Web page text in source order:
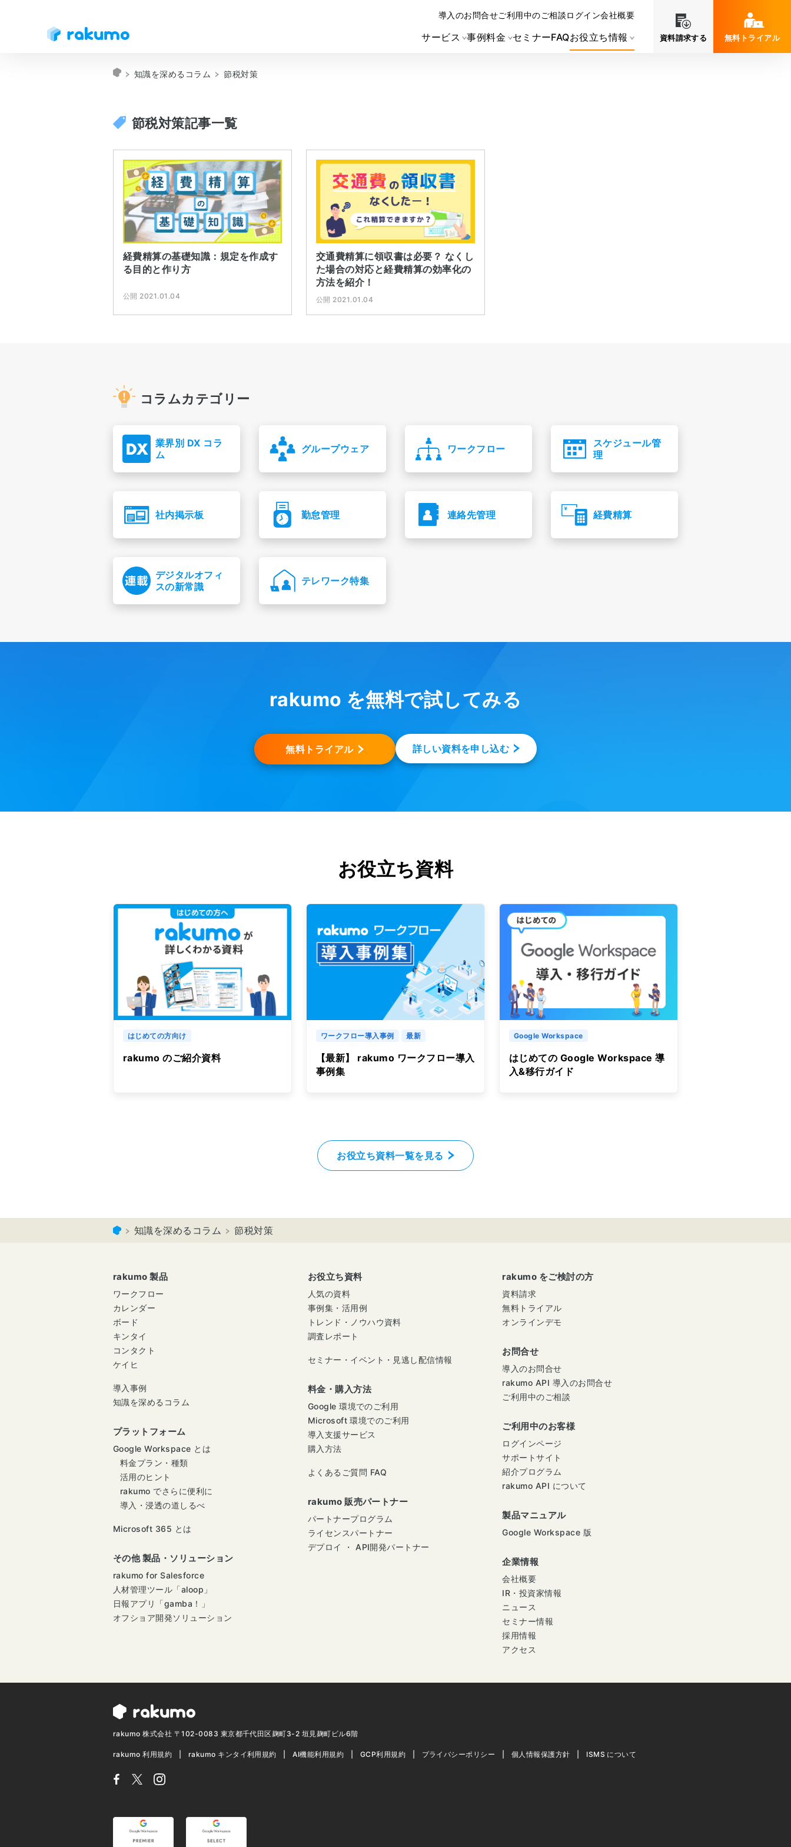
サービス 事例料金 セミナーFAQお役立ち情報
導入のお問合せご利用中のご相談ログイン会社概要
資料請求する 無料トライアル
知識を深めるコラム 節税対策
節税対策記事一覧
経費精算の基礎知識：規定を作成す
る目的と作り方
公開 2021.01.04
交通費精算に領収書は必要？ なくし
た場合の対応と経費精算の効率化の
方法を紹介！
公開 2021.01.04
コラムカテゴリー
業界別 DX コラ
ム
グループウェア ワークフロー
スケジュール管
理
社内掲示板 勤怠管理 連絡先管理 経費精算
デジタルオフィ
スの新常識
テレワーク特集
rakumo を無料で試してみる
無料トライアル 詳しい資料を申し込む
お役立ち資料
はじめての方向け
rakumo のご紹介資料
ワークフロー導入事例 最新
【最新】 rakumo ワークフロー導入
事例集
Google Workspace
はじめての Google Workspace 導
入&移行ガイド
お役立ち資料一覧を見る
知識を深めるコラム 節税対策
rakumo 製品
ワークフロー
カレンダー
ボード
キンタイ
コンタクト
ケイヒ
導入事例
知識を深めるコラム
プラットフォーム
Google Workspace とは
料金プラン・種類
活用のヒント
rakumo でさらに便利に
導入・浸透の道しるべ
Microsoft 365 とは
その他 製品・ソリューション
rakumo for Salesforce
人材管理ツール「aloop」
日報アプリ「gamba！」
オフショア開発ソリューション
お役立ち資料
人気の資料
事例集・活用例
トレンド・ノウハウ資料
調査レポート
セミナー・イベント・見逃し配信情報
料金・購入方法
Google 環境でのご利用
Microsoft 環境でのご利用
導入支援サービス
購入方法
よくあるご質問 FAQ
rakumo 販売パートナー
パートナープログラム
ライセンスパートナー
デプロイ ・ API開発パートナー
rakumo をご検討の方
資料請求
無料トライアル
オンラインデモ
お問合せ
導入のお問合せ
rakumo API 導入のお問合せ
ご利用中のご相談
ご利用中のお客様
ログインページ
サポートサイト
紹介プログラム
rakumo API について
製品マニュアル
Google Workspace 版
企業情報
会社概要
IR・投資家情報
ニュース
セミナー情報
採用情報
アクセス
rakumo 株式会社 〒102-0083 東京都千代田区麹町3-2 垣見麹町ビル6階
rakumo 利用規約 rakumo キンタイ利用規約 AI機能利用規約 GCP利用規約 プライバシーポリシー 個人情報保護方針 ISMS について